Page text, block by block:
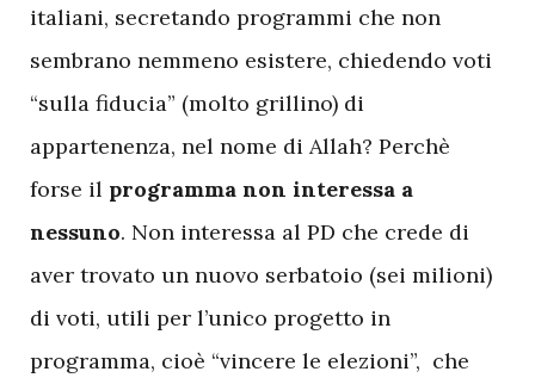
italiani, secretando programmi che non
sembrano nemmeno esistere, chiedendo voti
“sulla fiducia” (molto grillino) di
appartenenza, nel nome di Allah? Perchè
forse il programma non interessa a
nessuno. Non interessa al PD che crede di
aver trovato un nuovo serbatoio (sei milioni)
di voti, utili per l’unico progetto in
programma, cioè “vincere le elezioni”, che